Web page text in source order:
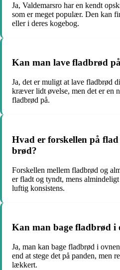
Ja, Valdemarsro har en kendt
som er meget populær. Den kan
eller i deres kogebog.
Kan man lave fladbrød
Ja, det er muligt at lave fladbrød
kræver lidt øvelse, men det er en
fladbrød på.
Hvad er forskellen på
brød?
Forskellen mellem fladbrød og
er fladt og tyndt, mens
luftig konsistens.
Kan man bage fladbrød i
Ja, man kan bage fladbrød i
end at stege det på panden, men
lækkert.